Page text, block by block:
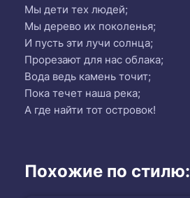
Мы дети тех людей;
Мы дерево их поколенья;
И пусть эти лучи солнца;
Прорезают для нас облака;
Вода ведь камень точит;
Пока течет наша река;
А где найти тот островок!
Похожие по стилю: